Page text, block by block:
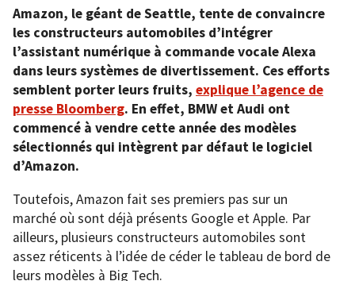
Amazon, le géant de Seattle, tente de convaincre
les constructeurs automobiles d’intégrer
l’assistant numérique à commande vocale Alexa
dans leurs systèmes de divertissement. Ces efforts
semblent porter leurs fruits, explique l’agence de
presse Bloomberg. En effet, BMW et Audi ont
commencé à vendre cette année des modèles
sélectionnés qui intègrent par défaut le logiciel
d’Amazon.
Toutefois, Amazon fait ses premiers pas sur un
marché où sont déjà présents Google et Apple. Par
ailleurs, plusieurs constructeurs automobiles sont
assez réticents à l’idée de céder le tableau de bord de
leurs modèles à Big Tech.